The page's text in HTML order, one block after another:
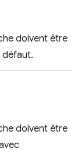
doivent être
défaut.
doivent être